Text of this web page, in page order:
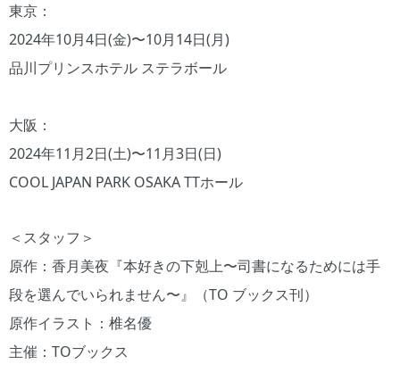
東京：
2024年10⽉4⽇(⾦)〜10⽉14⽇(⽉)
品川プリンスホテル ステラボール
⼤阪：
2024年11⽉2⽇(⼟)〜11⽉3⽇(⽇)
COOL JAPAN PARK OSAKA TTホール
＜スタッフ＞
原作：⾹⽉美夜『本好きの下剋上〜司書になるためには⼿
段を選んでいられません〜』（TO ブックス刊）
原作イラスト：椎名優
主催：TOブックス